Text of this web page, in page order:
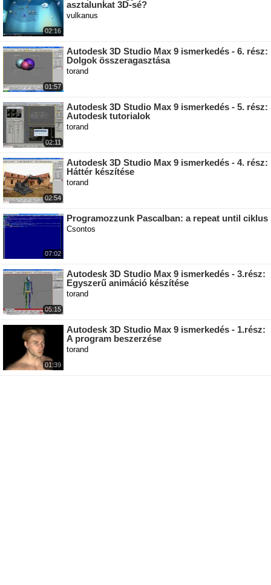
02:16
asztalunkat 3D-sé?
vulkanus
01:57
Autodesk 3D Studio Max 9 ismerkedés - 6. rész:
Dolgok összeragasztása
torand
02:11
Autodesk 3D Studio Max 9 ismerkedés - 5. rész:
Autodesk tutorialok
torand
02:54
Autodesk 3D Studio Max 9 ismerkedés - 4. rész:
Háttér készítése
torand
07:02
Programozzunk Pascalban: a repeat until ciklus
Csontos
05:15
Autodesk 3D Studio Max 9 ismerkedés - 3.rész:
Egyszerű animáció készítése
torand
01:39
Autodesk 3D Studio Max 9 ismerkedés - 1.rész:
A program beszerzése
torand